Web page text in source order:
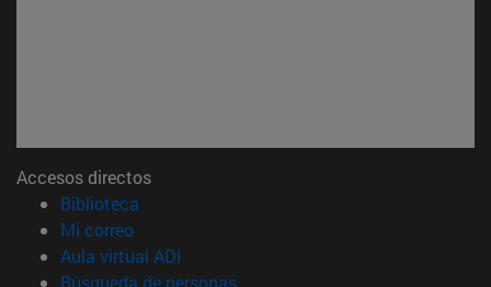
Accesos directos
Biblioteca
Mi correo(abre en nueva ventana)
Aula virtual ADI
Búsqueda de personas(abre en nueva ventana)